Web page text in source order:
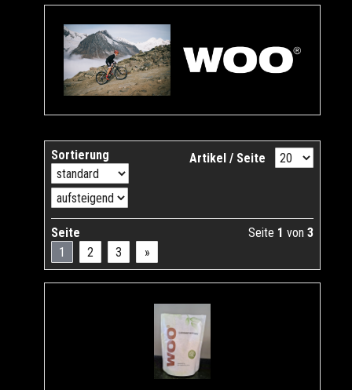
Sortierung Artikel / Seite
Seite
1
2 3 »
Seite 1 von 3